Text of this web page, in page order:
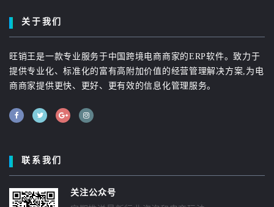
关于我们
旺销王是一款专业服务于中国跨境电商商家的ERP软件。致力于
提供专业化、标准化的富有高附加价值的经营管理解决方案,为电
商商家提供更快、更好、更有效的信息化管理服务。
联系我们
关注公众号